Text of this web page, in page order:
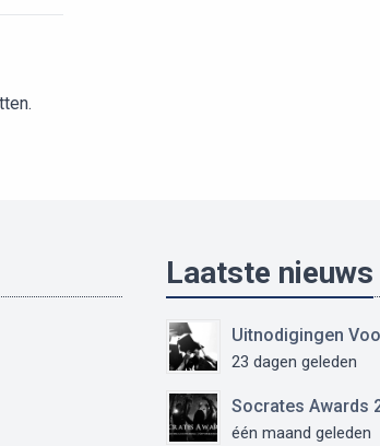
Laatste nieuws
Uitnodigingen
23 dagen geleden
Socrates Awards
één maand geleden